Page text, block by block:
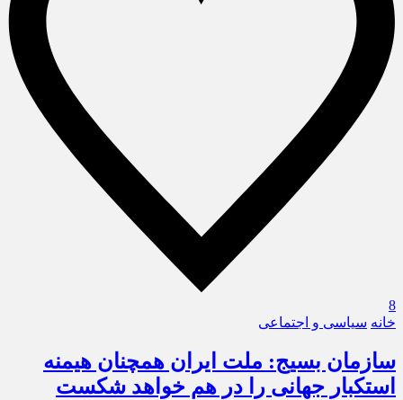
8
خانه سیاسی و اجتماعی
سازمان بسیج: ملت ایران همچنان هیمنه
استکبار جهانی را در هم خواهد شکست